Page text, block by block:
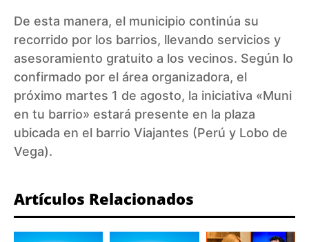
De esta manera, el municipio continúa su
recorrido por los barrios, llevando servicios y
asesoramiento gratuito a los vecinos. Según lo
confirmado por el área organizadora, el
próximo martes 1 de agosto, la iniciativa «Muni
en tu barrio» estará presente en la plaza
ubicada en el barrio Viajantes (Perú y Lobo de
Vega).
Artículos Relacionados